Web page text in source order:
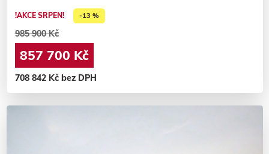
!AKCE SRPEN! -13 %
985 900 Kč
857 700 Kč
708 842 Kč bez DPH